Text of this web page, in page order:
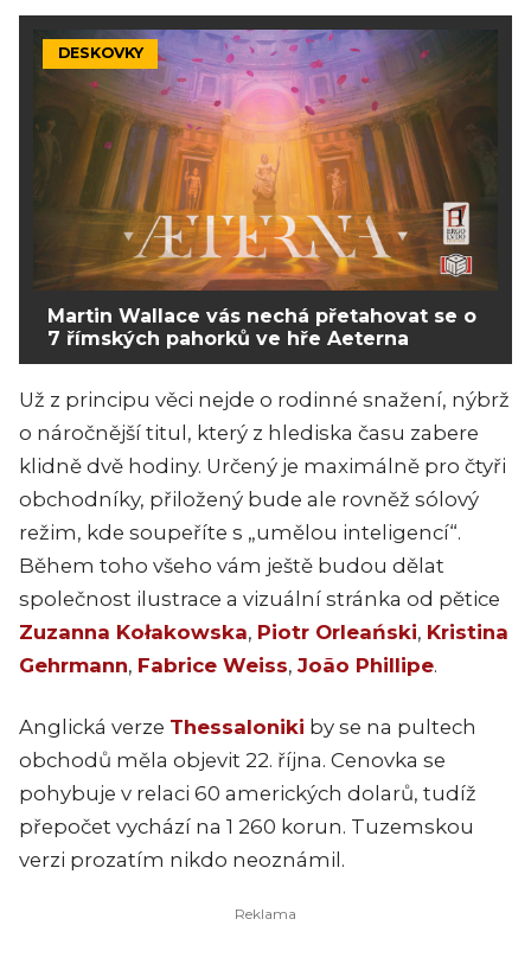
DESKOVKY
Martin Wallace vás nechá přetahovat se o
7 římských pahorků ve hře Aeterna
Už z principu věci nejde o rodinné snažení, nýbrž
o náročnější titul, který z hlediska času zabere
klidně dvě hodiny. Určený je maximálně pro čtyři
obchodníky, přiložený bude ale rovněž sólový
režim, kde soupeříte s „umělou inteligencí“.
Během toho všeho vám ještě budou dělat
společnost ilustrace a vizuální stránka od pětice
Zuzanna Kołakowska, Piotr Orleański, Kristina
Gehrmann, Fabrice Weiss, João Phillipe.
Anglická verze Thessaloniki by se na pultech
obchodů měla objevit 22. října. Cenovka se
pohybuje v relaci 60 amerických dolarů, tudíž
přepočet vychází na 1 260 korun. Tuzemskou
verzi prozatím nikdo neoznámil.